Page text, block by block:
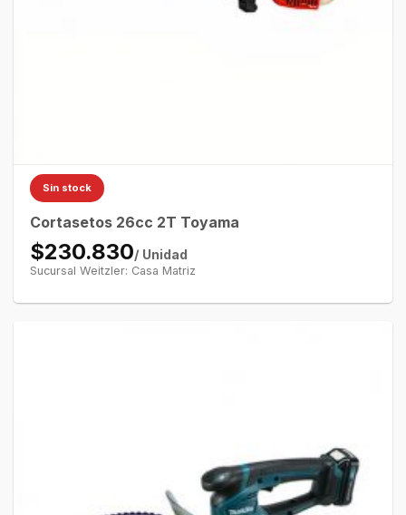
Sin stock
Cortasetos 26cc 2T Toyama
$230.830/ Unidad
Sucursal Weitzler: Casa Matriz